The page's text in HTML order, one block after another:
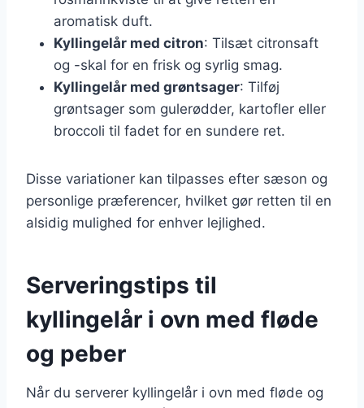
aromatisk duft.
Kyllingelår med citron: Tilsæt citronsaft
og -skal for en frisk og syrlig smag.
Kyllingelår med grøntsager: Tilføj
grøntsager som gulerødder, kartofler eller
broccoli til fadet for en sundere ret.
Disse variationer kan tilpasses efter sæson og
personlige præferencer, hvilket gør retten til en
alsidig mulighed for enhver lejlighed.
Serveringstips til
kyllingelår i ovn med fløde
og peber
Når du serverer kyllingelår i ovn med fløde og